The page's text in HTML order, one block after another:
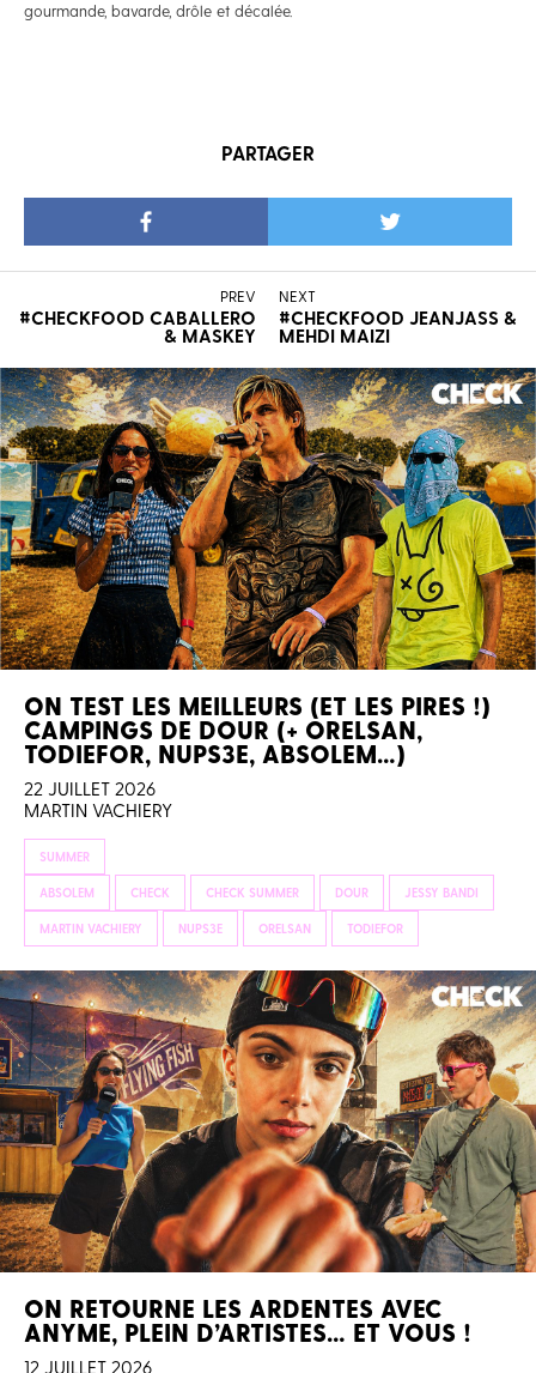
gourmande, bavarde, drôle et décalée.
PARTAGER
PREV
#CHECKFOOD CABALLERO
& MASKEY
NEXT
#CHECKFOOD JEANJASS &
MEHDI MAIZI
ON TEST LES MEILLEURS (ET LES PIRES !)
CAMPINGS DE DOUR (+ ORELSAN,
TODIEFOR, NUPS3E, ABSOLEM…)
22 JUILLET 2026
MARTIN VACHIERY
SUMMER
ABSOLEM CHECK CHECK SUMMER DOUR JESSY BANDI
MARTIN VACHIERY NUPS3E ORELSAN TODIEFOR
ON RETOURNE LES ARDENTES AVEC
ANYME, PLEIN D’ARTISTES… ET VOUS !
12 JUILLET 2026